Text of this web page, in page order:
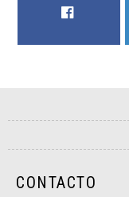
CONTACTO